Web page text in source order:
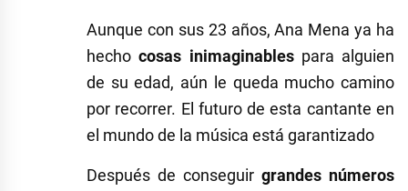
Aunque con sus 23 años, Ana Mena ya ha
hechocosas inimaginablespara alguien
de su edad, aún le queda mucho camino
por recorrer. El futuro de esta cantante en
el mundo de la música está garantizado
Después de conseguir grandes números